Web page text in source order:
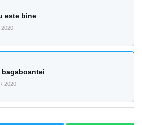
este bine
2020
2020